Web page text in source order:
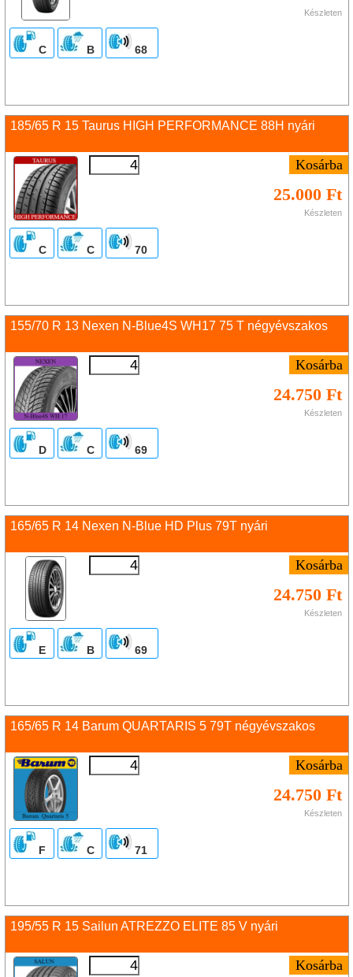
Készleten
C B 68
185/65 R 15 Taurus HIGH PERFORMANCE 88H nyári
25.000 Ft
Készleten
C C 70
155/70 R 13 Nexen N-Blue4S WH17 75 T négyévszakos
24.750 Ft
Készleten
D C 69
165/65 R 14 Nexen N-Blue HD Plus 79T nyári
24.750 Ft
Készleten
E B 69
165/65 R 14 Barum QUARTARIS 5 79T négyévszakos
24.750 Ft
Készleten
F C 71
195/55 R 15 Sailun ATREZZO ELITE 85 V nyári